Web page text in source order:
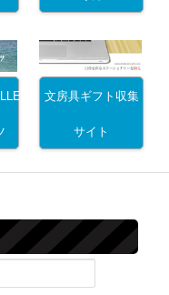
】
文房具ギフト収集
サイト